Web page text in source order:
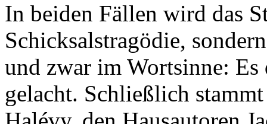
In beiden Fällen wird das
Schicksalstragödie,
und zwar im Wortsinne:
gelacht. Schließlich